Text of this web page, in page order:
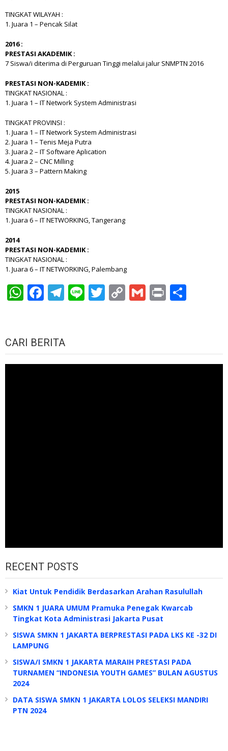
TINGKAT WILAYAH :
1. Juara 1 – Pencak Silat
2016 :
PRESTASI AKADEMIK :
7 Siswa/i diterima di Perguruan Tinggi melalui jalur SNMPTN 2016
PRESTASI NON-KADEMIK :
TINGKAT NASIONAL :
1. Juara 1 – IT Network System Administrasi
TINGKAT PROVINSI :
1. Juara 1 – IT Network System Administrasi
2. Juara 1 – Tenis Meja Putra
3. Juara 2 – IT Software Aplication
4. Juara 2 – CNC Milling
5. Juara 3 – Pattern Making
2015
PRESTASI NON-KADEMIK :
TINGKAT NASIONAL :
1. Juara 6 – IT NETWORKING, Tangerang
2014
PRESTASI NON-KADEMIK :
TINGKAT NASIONAL :
1. Juara 6 – IT NETWORKING, Palembang
WhatsApp
Facebook
Telegram
LineTwitter
CopyGmail
Print
CARI BERITA
RECENT POSTS
Kiat Untuk Pendidik Berdasarkan Arahan Rasulullah
SMKN 1 JUARA UMUM Pramuka Penegak Kwarcab
Tingkat Kota Administrasi Jakarta Pusat
SISWA SMKN 1 JAKARTA BERPRESTASI PADA LKS KE -32 DI
LAMPUNG
SISWA/I SMKN 1 JAKARTA MARAIH PRESTASI PADA
TURNAMEN “INDONESIA YOUTH GAMES” BULAN AGUSTUS
2024
DATA SISWA SMKN 1 JAKARTA LOLOS SELEKSI MANDIRI
PTN 2024